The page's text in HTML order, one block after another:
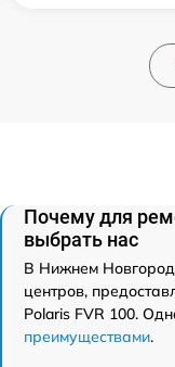
Почему для
выбрать нас
В Нижнем
центров,
Polaris FVR 100.
преимуществами.